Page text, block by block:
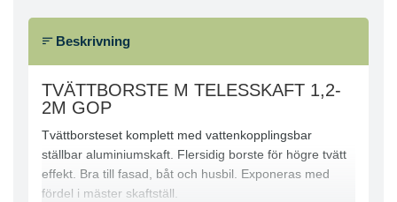
Beskrivning
TVÄTTBORSTE M TELESSKAFT 1,2-
2M GOP
Tvättborsteset komplett med vattenkopplingsbar
ställbar aluminiumskaft. Flersidig borste för högre tvätt
effekt. Bra till fasad, båt och husbil. Exponeras med
fördel i mäster skaftställ.